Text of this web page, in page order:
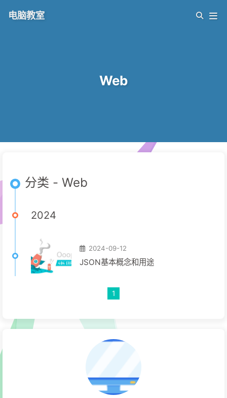
电脑教室
Web
分类 - Web
2024
2024-09-12
JSON基本概念和用途
1